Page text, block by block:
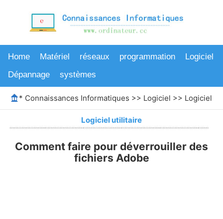
Home Matériel réseaux programmation
Logiciel
Dépannage
systèmes
* Connaissances Informatiques >> Logiciel >> Logiciel
Logiciel utilitaire
Comment faire pour déverrouiller des
fichiers Adobe